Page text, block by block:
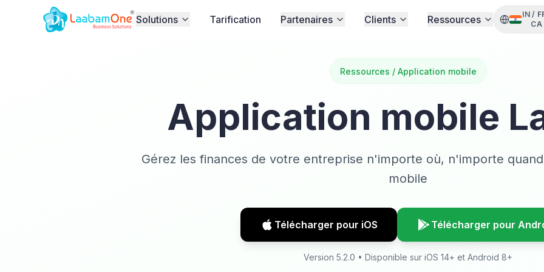
Solutions Tarification Partenaires Clients Ressources IN /
CA
Ressources / Application mobile
Application mobile
Gérez les finances de votre entreprise n'importe où, n'importe
mobile
Télécharger pour iOS Télécharger pour
Version 5.2.0 • Disponible sur iOS 14+ et Android 8+